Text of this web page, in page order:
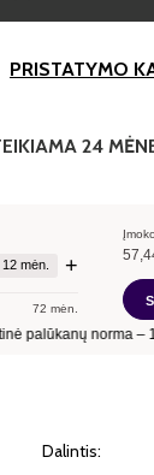
PRISTATYMO
24
Dalintis: